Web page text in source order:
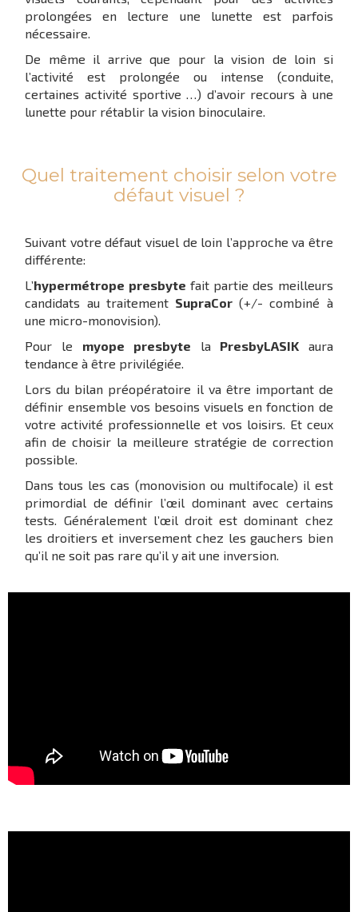
prolongées en lecture une lunette est parfois
nécessaire.
De même il arrive que pour la vision de loin si
l’activité est prolongée ou intense (conduite,
certaines activité sportive …) d’avoir recours à une
lunette pour rétablir la vision binoculaire.
Quel traitement choisir selon votre
défaut visuel ?
Suivant votre défaut visuel de loin l’approche va être
différente:
L’hypermétrope presbyte fait partie des meilleurs
candidats au traitement SupraCor (+/- combiné à
une micro-monovision).
Pour le myope presbyte la PresbyLASIKaura
tendance à être privilégiée.
Lors du bilan préopératoire il va être important de
définir ensemble vos besoins visuels en fonction de
votre activité professionnelle et vos loisirs. Et ceux
afin de choisir la meilleure stratégie de correction
possible.
Dans tous les cas (monovision ou multifocale) il est
primordial de définir l’œil dominant avec certains
tests. Généralement l’œil droit est dominant chez
les droitiers et inversement chez les gauchers bien
qu’il ne soit pas rare qu’il y ait une inversion.